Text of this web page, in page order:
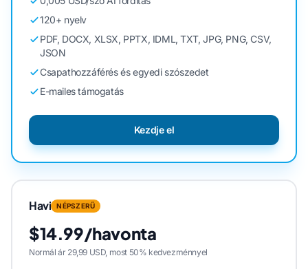
120+ nyelv
PDF, DOCX, XLSX, PPTX, IDML, TXT, JPG, PNG, CSV,
JSON
Csapathozzáférés és egyedi szószedet
E-mailes támogatás
Kezdje el
Havi NÉPSZERŰ
$14.99/havonta
Normál ár 29,99 USD, most 50% kedvezménnyel